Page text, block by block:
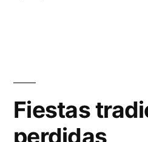
Fiestas
perdidas